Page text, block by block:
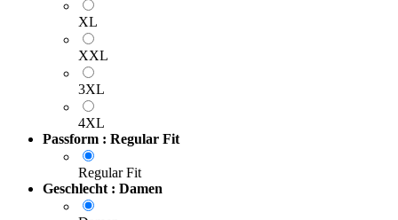
XL
XXL
3XL
4XL
Passform : Regular Fit
Regular Fit
Geschlecht : Damen